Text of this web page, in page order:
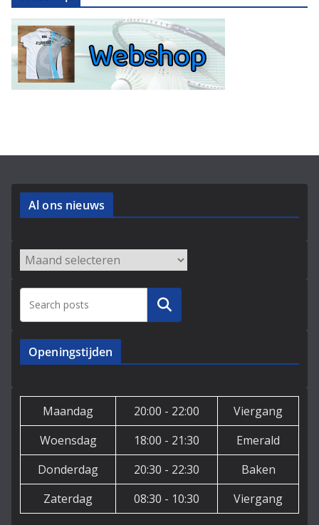
Al ons nieuws
Archieven
Zoeken
Openingstijden
Maandag 20:00 - 22:00
Viergang
Woensdag
18:00 - 21:30
Emerald
Donderdag
20:30 - 22:30
Baken
Zaterdag
08:30 - 10:30 Viergang